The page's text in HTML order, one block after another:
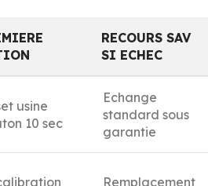
RECOURS SAV
SI ECHEC
usine
10 sec
Echange
standard sous
garantie
Remplacement